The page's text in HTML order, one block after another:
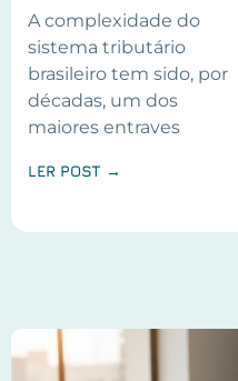
A complexidade do
sistema tributário
brasileiro tem sido, por
décadas, um dos
maiores entraves
LER POST →